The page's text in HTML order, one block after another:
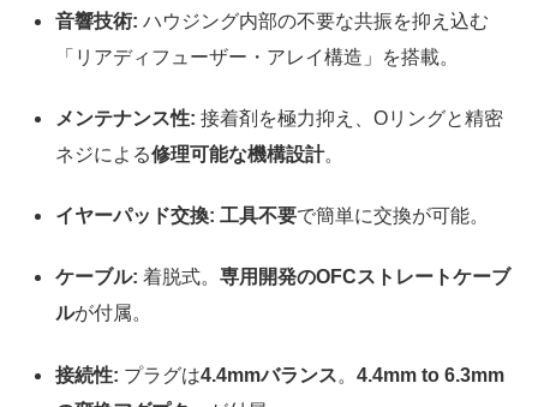
音響技術: ハウジング内部の不要な共振を抑え込む
「リアディフューザー・アレイ構造」を搭載。
メンテナンス性: 接着剤を極力抑え、Oリングと精密
ネジによる修理可能な機構設計。
イヤーパッド交換: 工具不要で簡単に交換が可能。
ケーブル: 着脱式。 専用開発のOFCストレートケーブ
ルが付属。
接続性: プラグは4.4mmバランス。 4.4mm to 6.3mm